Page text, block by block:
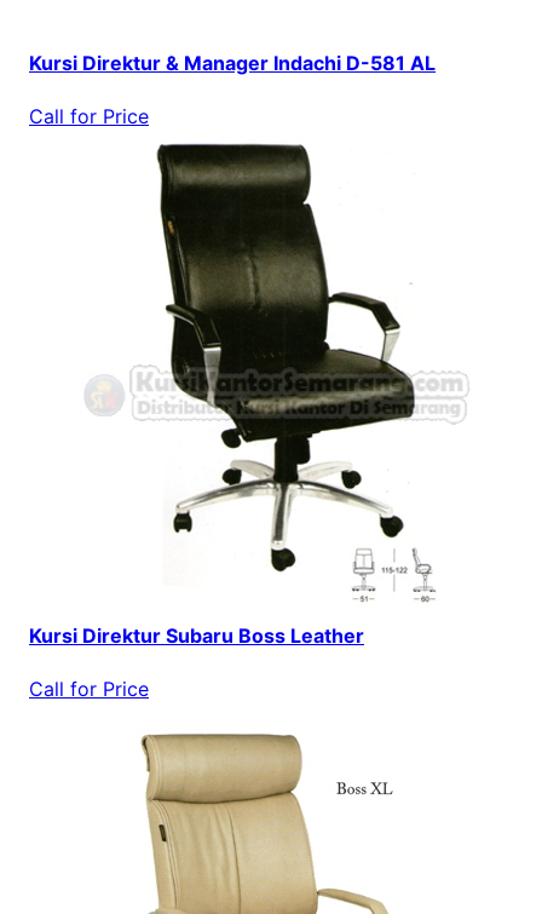
Kursi Direktur & Manager Indachi D-581 AL
Call for Price
Kursi Direktur Subaru Boss Leather
Call for Price